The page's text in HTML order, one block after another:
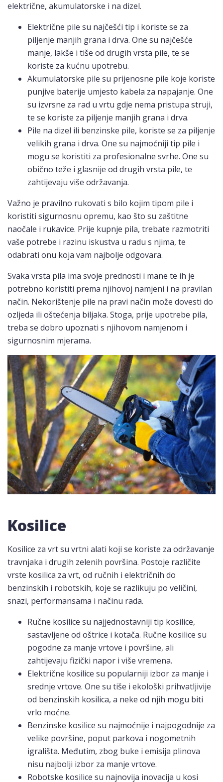
električne, akumulatorske i na dizel.
Električne pile su najčešći tip i koriste se za
piljenje manjih grana i drva. One su najčešće
manje, lakše i tiše od drugih vrsta pile, te se
koriste za kućnu upotrebu.
Akumulatorske pile su prijenosne pile koje koriste
punjive baterije umjesto kabela za napajanje. One
su izvrsne za rad u vrtu gdje nema pristupa struji,
te se koriste za piljenje manjih grana i drva.
Pile na dizel ili benzinske pile, koriste se za piljenje
velikih grana i drva. One su najmoćniji tip pile i
mogu se koristiti za profesionalne svrhe. One su
obično teže i glasnije od drugih vrsta pile, te
zahtijevaju više održavanja.
Važno je pravilno rukovati s bilo kojim tipom pile i
koristiti sigurnosnu opremu, kao što su zaštitne
naočale i rukavice. Prije kupnje pila, trebate razmotriti
vaše potrebe i razinu iskustva u radu s njima, te
odabrati onu koja vam najbolje odgovara.
Svaka vrsta pila ima svoje prednosti i mane te ih je
potrebno koristiti prema njihovoj namjeni i na pravilan
način. Nekorištenje pile na pravi način može dovesti do
ozljeda ili oštećenja biljaka. Stoga, prije upotrebe pila,
treba se dobro upoznati s njihovom namjenom i
sigurnosnim mjerama.
Kosilice
Kosilice za vrt su vrtni alati koji se koriste za održavanje
travnjaka i drugih zelenih površina. Postoje različite
vrste kosilica za vrt, od ručnih i električnih do
benzinskih i robotskih, koje se razlikuju po veličini,
snazi, performansama i načinu rada.
Ručne kosilice su najjednostavniji tip kosilice,
sastavljene od oštrice i kotača. Ručne kosilice su
pogodne za manje vrtove i površine, ali
zahtijevaju fizički napor i više vremena.
Električne kosilice su popularniji izbor za manje i
srednje vrtove. One su tiše i ekološki prihvatljivije
od benzinskih kosilica, a neke od njih mogu biti
vrlo moćne.
Benzinske kosilice su najmoćnije i najpogodnije za
velike površine, poput parkova i nogometnih
igrališta. Međutim, zbog buke i emisija plinova
nisu najbolji izbor za manje vrtove.
Robotske kosilice su najnovija inovacija u kosi